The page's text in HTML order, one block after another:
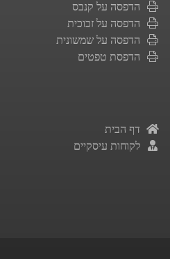
הדפסה על קנבס
הדפסה על זכוכית
הדפסה על שמשונית
הדפסת טפטים
דף הבית
לקוחות עיסקיים